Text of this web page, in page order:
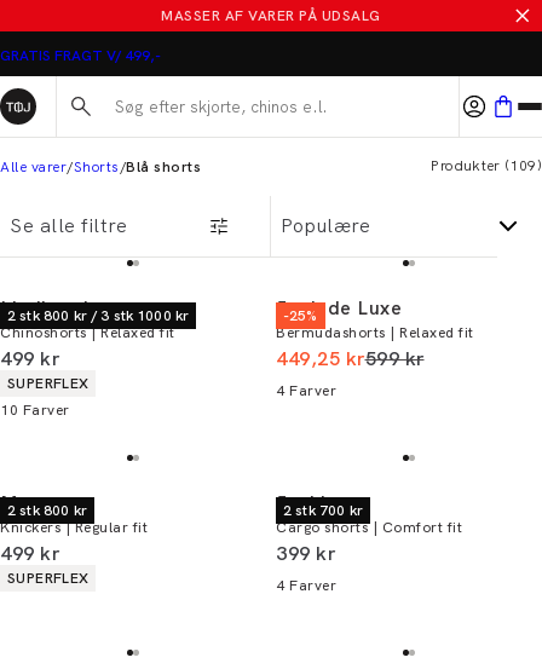
MASSER AF VARER PÅ UDSALG
Søg her...
Alle varer Shorts Blå shorts Produkter (109)
Se alle filtre
2 stk 800 kr / 3 stk 1000 kr
Lindbergh
Chinoshorts | Relaxed fit
I alt (inkl. rabat)
499 kr
Produkt egenskaber
SUPERFLEX
10 Farver
-25%
Junk de Luxe
Bermudashorts | Relaxed fit
449,25 krI alt (uden rabat)
599 kr
4 Farver
2 stk 800 kr
Morgan
Knickers | Regular fit
I alt (inkl. rabat)
499 kr
Produkt egenskaber
SUPERFLEX
2 stk 700 kr
Jack's
Cargo shorts | Comfort fit
I alt (inkl. rabat)
399 kr
4 Farver